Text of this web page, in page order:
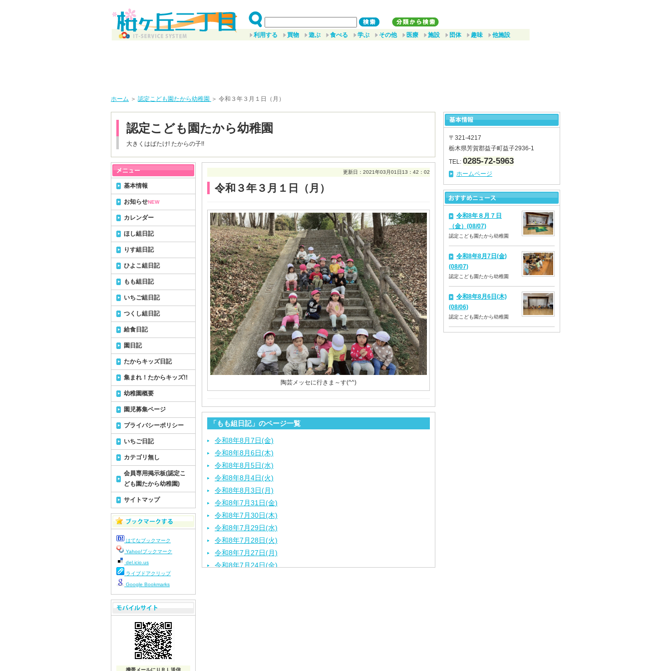
利用する 買物 遊ぶ 食べる 学ぶ その他 医療 施設 団体 趣味 他施設
ホーム ＞ 認定こども園たから幼稚園 ＞ 令和３年３月１日（月）
認定こども園たから幼稚園
大きくはばたけ! たからの子!!
更新日：2021年03月01日13：42：02
令和３年３月１日（月）
陶芸メッセに行きま～す(^^)
「もも組日記」のページ一覧
令和8年8月7日(金)
令和8年8月6日(木)
令和8年8月5日(水)
令和8年8月4日(火)
令和8年8月3日(月)
令和8年7月31日(金)
令和8年7月30日(木)
令和8年7月29日(水)
令和8年7月28日(火)
令和8年7月27日(月)
令和8年7月24日(金)
基本情報
お知らせNEW
カレンダー
ほし組日記
りす組日記
ひよこ組日記
もも組日記
いちご組日記
つくし組日記
給食日記
園日記
たからキッズ日記
集まれ！たからキッズ!!
幼稚園概要
園児募集ページ
プライバシーポリシー
いちご日記
カテゴリ無し
会員専用掲示板(認定こ
ども園たから幼稚園)
サイトマップ
はてなブックマーク
Yahoo!ブックマーク
del.icio.us
ライブドアクリップ
Google Bookmarks
携帯メールにＵＲＬ送信
〒321-4217
栃木県芳賀郡益子町益子2936-1
TEL: 0285-72-5963
ホームページ
令和8年８月７日
（金）(08/07)
認定こども園たから幼稚園
令和8年8月7日(金)
(08/07)
認定こども園たから幼稚園
令和8年8月6日(木)
(08/06)
認定こども園たから幼稚園